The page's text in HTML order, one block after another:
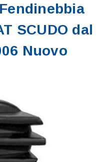
SCUDO dal
Nuovo